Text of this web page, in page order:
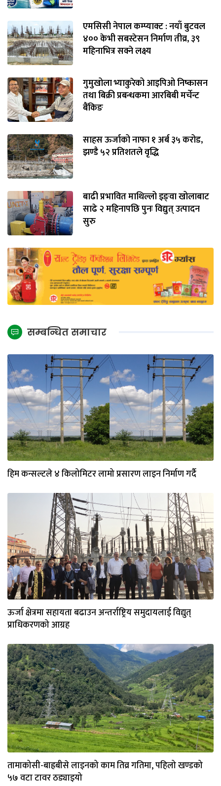
एमसिसी नेपाल कम्प्याक्ट : नयाँ बुटवल
४०० केभी सबस्टेसन निर्माण तीव्र, ३९
महिनाभित्र सक्ने लक्ष्य
गुमुखोला भ्याकुरेको आइपिओ निष्कासन
तथा बिक्री प्रबन्धकमा आरबिबी मर्चेन्ट
बैंकिङ
साहस ऊर्जाको नाफा १ अर्ब ३५ करोड,
झण्डै ५२ प्रतिशतले वृद्धि
बाढी प्रभावित माथिल्लो इङ्‌वा खोलाबाट
साढे २ महिनापछि पुनः विद्युत् उत्पादन
सुरु
सम्बन्धित समाचार
हिम कन्सल्टले ४ किलोमिटर लामो प्रसारण लाइन निर्माण गर्दै
ऊर्जा क्षेत्रमा सहायता बढाउन अन्तर्राष्ट्रिय समुदायलाई विद्युत्
प्राधिकरणको आग्रह
तामाकोसी-बाह्रबीसे लाइनको काम तिव्र गतिमा, पहिलो खण्डको
५७ वटा टावर ठड्याइयो